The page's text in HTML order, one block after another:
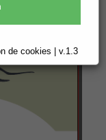
de cookies | v.1.3